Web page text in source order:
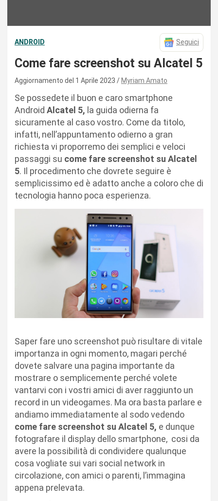
ANDROID Seguici
Come fare screenshot su Alcatel 5
Aggiornamento del 1 Aprile 2023 Myriam Amato
Se possedete il buon e caro smartphone
Android Alcatel 5, la guida odierna fa
sicuramente al caso vostro. Come da titolo,
infatti, nell’appuntamento odierno a gran
richiesta vi proporremo dei semplici e veloci
passaggi su come fare screenshot su Alcatel
5. Il procedimento che dovrete seguire è
semplicissimo ed è adatto anche a coloro che di
tecnologia hanno poca esperienza.
Saper fare uno screenshot può risultare di vitale
importanza in ogni momento, magari perché
dovete salvare una pagina importante da
mostrare o semplicemente perché volete
vantarvi con i vostri amici di aver raggiunto un
record in un videogames. Ma ora basta parlare e
andiamo immediatamente al sodo vedendo
come fare screenshot su Alcatel 5, e dunque
fotografare il display dello smartphone, cosi da
avere la possibilità di condividere qualunque
cosa vogliate sui vari social network in
circolazione, con amici o parenti, l’immagina
appena prelevata.